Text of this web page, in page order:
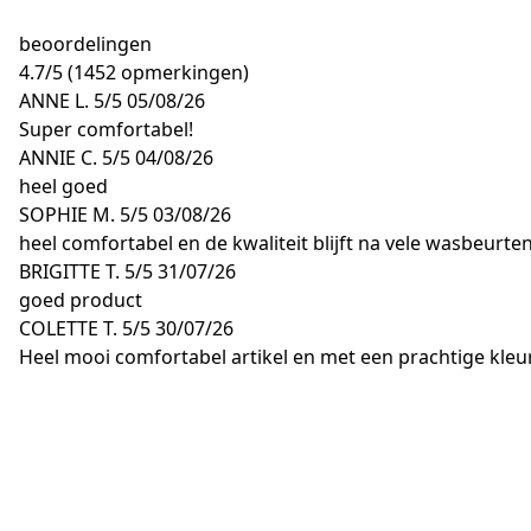
beoordelingen
4.7/5(1452 opmerkingen)
ANNE L. 5/505/08/26
Super comfortabel!
ANNIE C. 5/504/08/26
heel goed
SOPHIE M. 5/503/08/26
heel comfortabel en de kwaliteit blijft na vele
BRIGITTE T. 5/531/07/26
goed product
COLETTE T. 5/530/07/26
Heel mooi comfortabel artikel en met een prachtige